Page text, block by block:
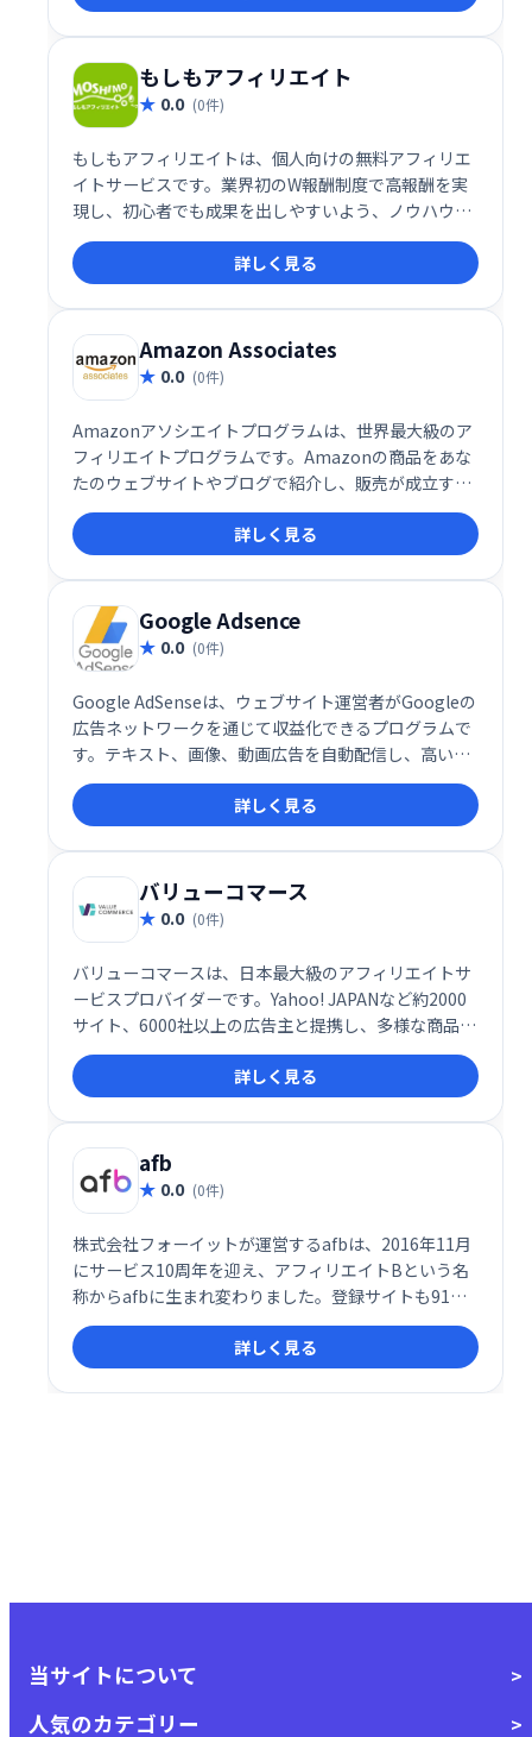
で、幅広いユーザーにご利用いただけます。
もしもアフィリエイト
0.0 (0件)
もしもアフィリエイトは、個人向けの無料アフィリエ
イトサービスです。業界初のW報酬制度で高報酬を実
現し、初心者でも成果を出しやすいよう、ノウハウ提
供やホームページ作成システムも完備。知識がなくて
も、手軽にアフィリエイトを始め、収益化を目指せま
す。
詳しく見る
Amazon Associates
0.0 (0件)
Amazonアソシエイトプログラムは、世界最大級のア
フィリエイトプログラムです。Amazonの商品をあな
たのウェブサイトやブログで紹介し、販売が成立する
と手数料を獲得できます。数百万の製品を取り扱い、
幅広い分野で収益化が可能です。手軽に始められ、多
くのアフィリエイターが成功を収めている実績のある
プログラムです。
詳しく見る
Google Adsence
0.0 (0件)
Google AdSenseは、ウェブサイト運営者がGoogleの
広告ネットワークを通じて収益化できるプログラムで
す。テキスト、画像、動画広告を自動配信し、高いク
リック単価とクリック率を実現します。サイトのコン
テンツとユーザーに最適化された広告表示で、効率的
な収益化をサポートします。
詳しく見る
バリューコマース
0.0 (0件)
バリューコマースは、日本最大級のアフィリエイトサ
ービスプロバイダーです。Yahoo! JAPANなど約2000
サイト、6000社以上の広告主と提携し、多様な商品・
サービスのアフィリエイト広告掲載が可能です。初心
者からビジネス利用者まで、無料で簡単に始められ、
75万以上のサイトが登録しています。国内最大級のネ
ットワークで、安定した収益獲得を目指せます。
詳しく見る
afb
0.0 (0件)
株式会社フォーイットが運営するafbは、2016年11月
にサービス10周年を迎え、アフィリエイトBという名
称からafbに生まれ変わりました。登録サイトも91万
サイトを突破し、月の報酬が100万円を超えるパート
ナー様にも多数ご在籍いただいております。
詳しく見る
当サイトについて
人気のカテゴリー